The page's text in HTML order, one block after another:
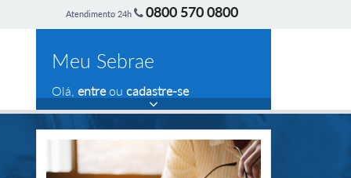
Atendimento 24h 0800 570 0800
Meu Sebrae
Olá, entreou cadastre-se